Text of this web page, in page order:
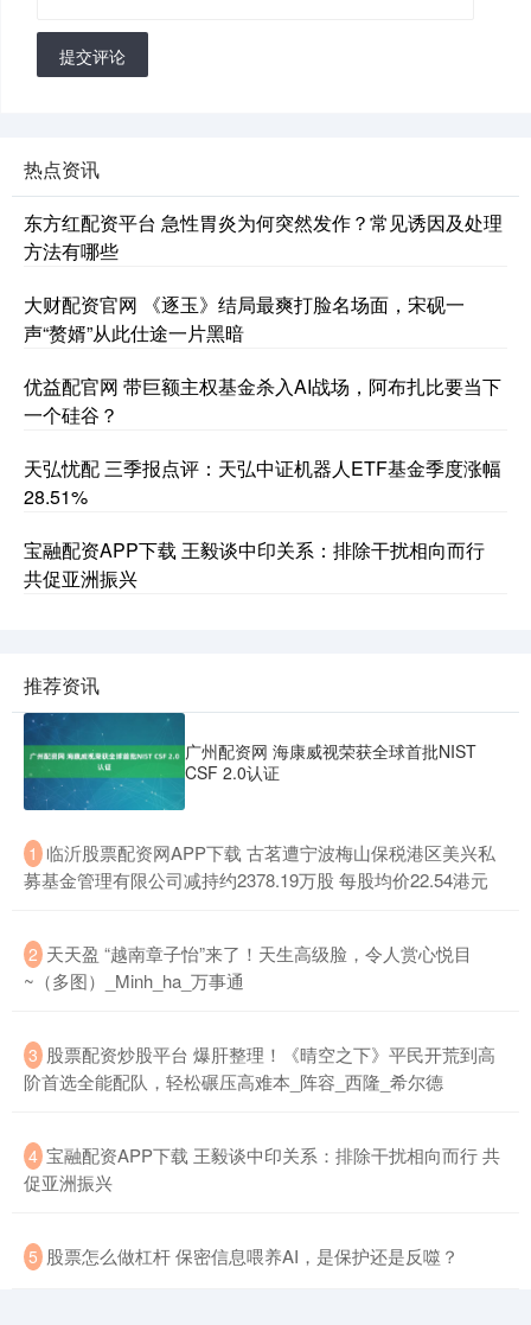
提交评论
热点资讯
东方红配资平台 急性胃炎为何突然发作？常见诱因及处理
方法有哪些
大财配资官网 《逐玉》结局最爽打脸名场面，宋砚一
声“赘婿”从此仕途一片黑暗
优益配官网 带巨额主权基金杀入AI战场，阿布扎比要当下
一个硅谷？
天弘忧配 三季报点评：天弘中证机器人ETF基金季度涨幅
28.51%
宝融配资APP下载 王毅谈中印关系：排除干扰相向而行
共促亚洲振兴
推荐资讯
广州配资网 海康威视荣获全球首批NIST
CSF 2.0认证
1 ​临沂股票配资网APP下载 古茗遭宁波梅山保税港区美兴私
募基金管理有限公司减持约2378.19万股 每股均价22.54港元
2 ​天天盈 “越南章子怡”来了！天生高级脸，令人赏心悦目
~（多图）_Minh_ha_万事通
3 ​股票配资炒股平台 爆肝整理！《晴空之下》平民开荒到高
阶首选全能配队，轻松碾压高难本_阵容_西隆_希尔德
4 ​宝融配资APP下载 王毅谈中印关系：排除干扰相向而行 共
促亚洲振兴
5 ​股票怎么做杠杆 保密信息喂养AI，是保护还是反噬？